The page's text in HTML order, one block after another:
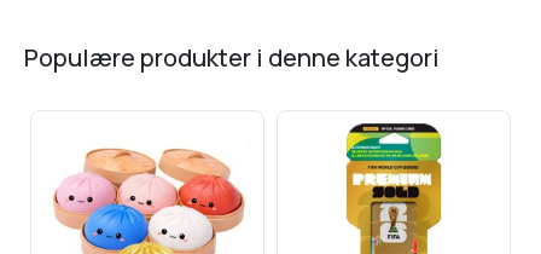
populære produkter i denne kategori